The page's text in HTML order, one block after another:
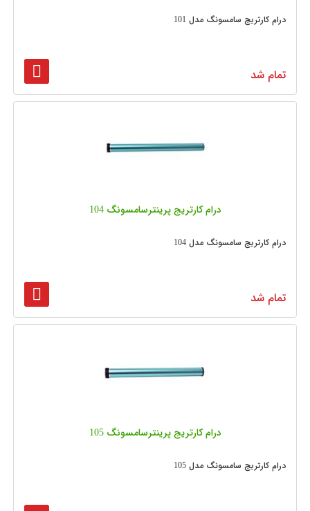
درام کارتریج سامسونگ مدل 101
تمام شد
درام کارتریج پرینترسامسونگ 104
درام کارتریج سامسونگ مدل 104
تمام شد
درام کارتریج پرینترسامسونگ 105
درام کارتریج سامسونگ مدل 105